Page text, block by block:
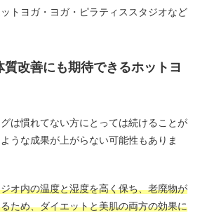
トヨガ・ヨガ・ピラティススタジオなど
改善にも期待できるホットヨ
は慣れてない方にとっては続けることが
うな成果が上がらない可能性もありま
オ内の温度と湿度を高く保ち、老廃物が
ため、ダイエットと美肌の両方の効果に